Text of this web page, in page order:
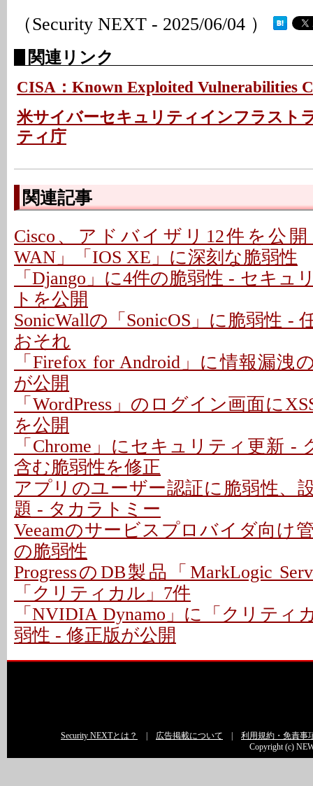
（Security NEXT - 2025/06/04 ）
関連リンク
CISA：Known Exploited Vulnerabilities
米サイバーセキュリティインフラスト
ティ庁
関連記事
Cisco、アドバイザリ12件を公開
WAN」「IOS XE」に深刻な脆弱性
「Django」に4件の脆弱性 - セキュ
トを公開
SonicWallの「SonicOS」に脆弱性 -
おそれ
「Firefox for Android」に情報漏洩
が公開
「WordPress」のログイン画面に
を公開
「Chrome」にセキュリティ更新 -
含む脆弱性を修正
アプリのユーザー認証に脆弱性、
題 - タカラトミー
Veeamのサービスプロバイダ向け
の脆弱性
ProgressのDB製品「MarkLogic
「クリティカル」7件
「NVIDIA Dynamo」に「クリティ
弱性 - 修正版が公開
Security NEXTとは？ 広告掲載について
利用規約・免責事
Copyright (c)